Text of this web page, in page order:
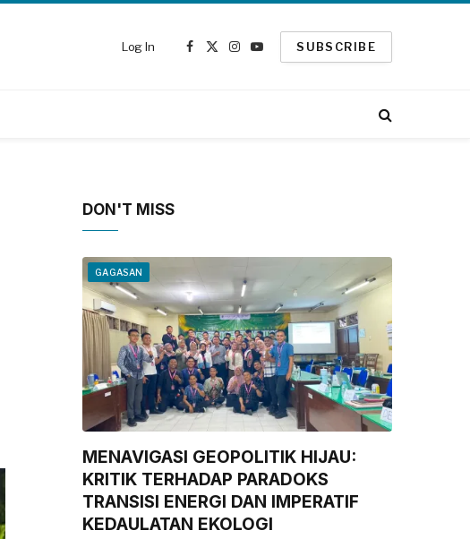
Log In
Facebook
X
Instagram
YouTube
SUBSCRIBE
DON'T MISS
GAGASAN
MENAVIGASI GEOPOLITIK HIJAU:
KRITIK TERHADAP PARADOKS
TRANSISI ENERGI DAN IMPERATIF
KEDAULATAN EKOLOGI